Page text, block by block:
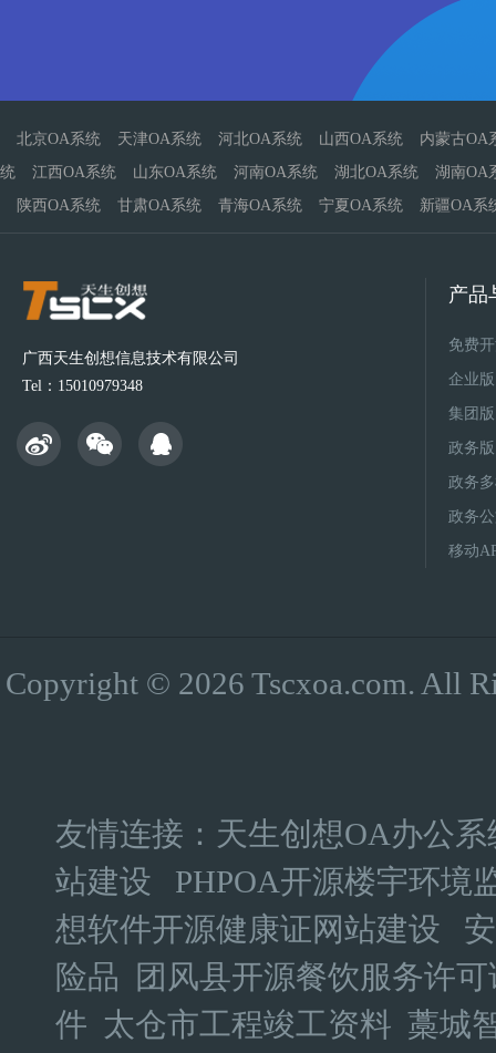
北京OA系统 天津OA系统 河北OA系统 山西OA系统
内蒙古OA
统
江西OA系统 山东OA系统 河南OA系统 湖北OA系统
湖南OA
陕西OA系统
甘肃OA系统 青海OA系统 宁夏OA系统 新疆OA系
广西天生创想信息技术有限公司
Tel：15010979348
产品
免费
企业版
集团版
政务版
政务
政务
移动
Copyright © 2026 Tscxoa.com. All
友情连接： 天生创想OA办公
站建设
PHPOA开源楼宇环境
想软件开源健康证网站建设
险品
团风县开源餐饮服务许
件 太仓市工程竣工资料 藁城